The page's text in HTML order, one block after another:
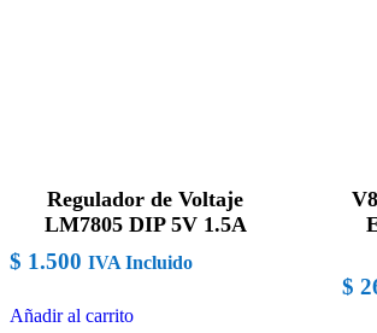
Regulador de Voltaje
LM7805 DIP 5V 1.5A
$ 1.500 IVA Incluido
Añadir al carrito
$